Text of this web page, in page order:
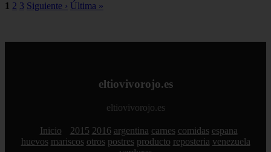
1 2 3 Siguiente › Última »
eltiovivorojo.es
eltiovivorojo.es
Inicio 2015 2016 argentina carnes comidas espana
huevos mariscos otros postres producto reposteria venezuela